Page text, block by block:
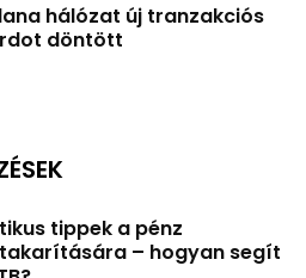
hálózat új tranzakciós
döntött
tippek a pénz
– hogyan segít